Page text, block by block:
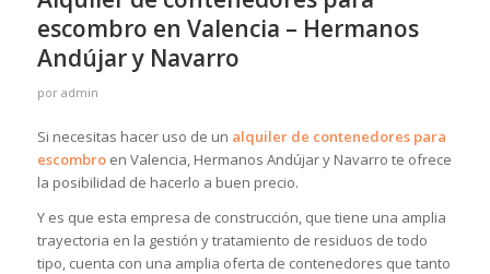
escombro en Valencia – Hermanos
Andújar y Navarro
por admin
Si necesitas hacer uso de un alquiler de contenedores para
escombroen Valencia, Hermanos Andújar y Navarro te ofrece
la posibilidad de hacerlo a buen precio.
Y es que esta empresa de construcción, que tiene una amplia
trayectoria en la gestión y tratamiento de residuos de todo
tipo, cuenta con una amplia oferta de contenedores que tanto